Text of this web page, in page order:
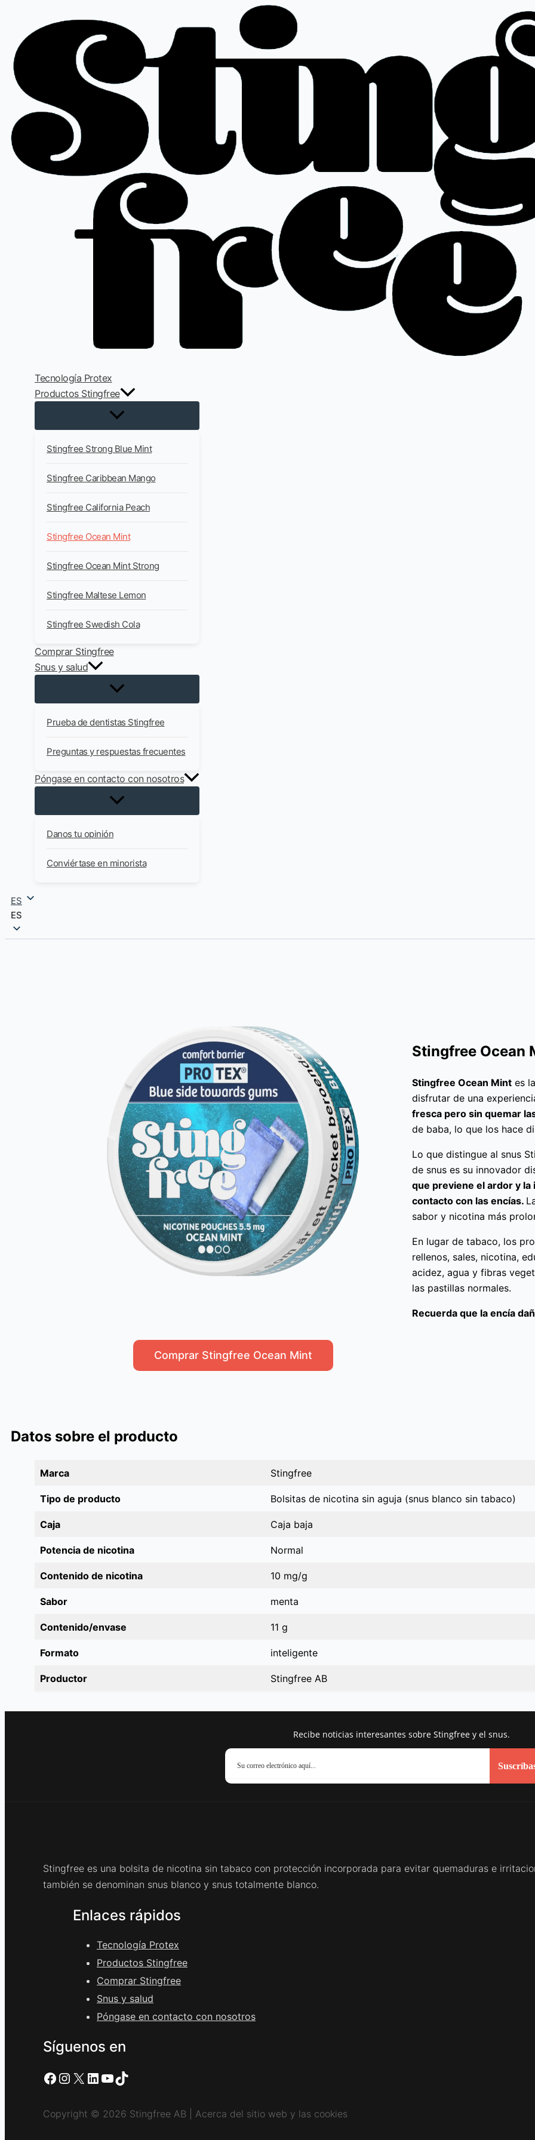
contenido
Tecnología Protex
Productos Stingfree
Stingfree Strong Blue Mint
Stingfree Caribbean Mango
Stingfree California Peach
Stingfree Ocean Mint
Stingfree Ocean Mint Strong
Stingfree Maltese Lemon
Stingfree Swedish Cola
Comprar Stingfree
Snus y salud
Prueba de dentistas Stingfree
Preguntas y respuestas frecuentes
Póngase en contacto con nosotros
Danos tu opinión
Conviértase en minorista
ES
ES
Comprar Stingfree Ocean Mint
Stingfree
Stingfree Ocean Mint es
disfrutar de una
fresca pero sin quemar
de baba, lo que los hace
Lo que distingue al snus
de snus es su innovador
que previene el ardor y la
contacto con las encías.
sabor y nicotina más
En lugar de tabaco, los
rellenos, sales, nicotina,
acidez, agua y fibras
las pastillas normales.
Recuerda que la encía
Datos sobre el producto
Marca Stingfree
Tipo de producto Bolsitas de nicotina sin aguja (snus blanco sin tabaco)
Caja Caja baja
Potencia de nicotina Normal
Contenido de nicotina 10 mg/g
Sabor menta
Contenido/envase 11 g
Formato inteligente
Productor Stingfree AB
Recibe noticias interesantes sobre Stingfree y el snus.
Stingfree es una bolsita de nicotina sin tabaco con protección incorporada para evitar quemaduras e
también se denominan snus blanco y snus totalmente blanco.
Enlaces rápidos
Tecnología Protex
Productos Stingfree
Comprar Stingfree
Snus y salud
Póngase en contacto con nosotros
Síguenos en
Facebook
Instagram
X LinkedIn
YouTube
TikTok
Copyright © 2026 Stingfree AB | Acerca del sitio web y las cookies